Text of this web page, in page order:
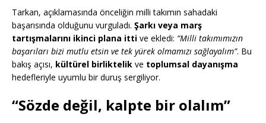
Tarkan, açıklamasında önceliğin milli takımın sahadaki
başarısında olduğunu vurguladı. Şarkı veya marş
tartışmalarını ikinci plana itti ve ekledi: “Milli takımımızın
başarıları bizi mutlu etsin ve tek yürek olmamızı sağlayalım”. Bu
bakış açısı, kültürel birliktelik ve toplumsal dayanışma
hedefleriyle uyumlu bir duruş sergiliyor.
“Sözde değil, kalpte bir olalım”